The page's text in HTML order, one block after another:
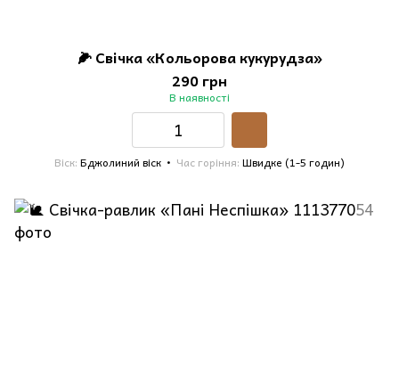
🌽 Свічка «Кольорова кукурудза»
290 грн
В наявності
Віск Бджолиний віск Час горіння Швидке (1-5 годин)